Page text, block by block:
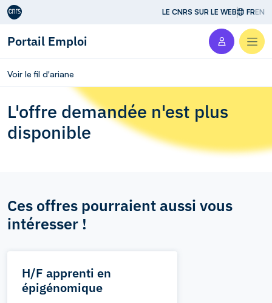
Aller au contenu LE CNRS SUR LE WEB FREN
Portail Emploi
Voir le fil d'ariane
L'offre demandée n'est plus
disponible
Ces offres pourraient aussi vous
intéresser !
H/F apprenti en
épigénomique